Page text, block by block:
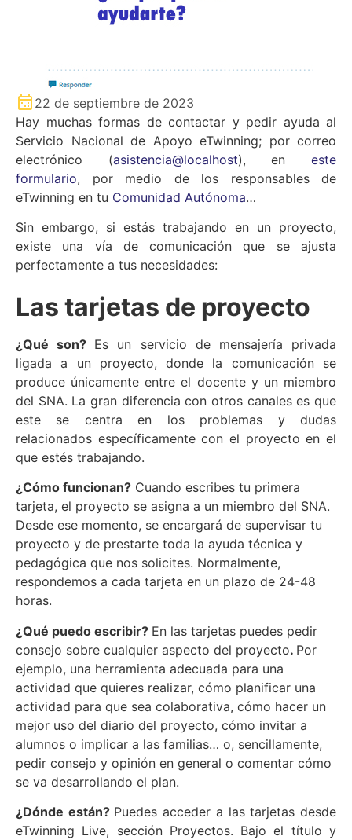
22 de septiembre de 2023
Hay muchas formas de contactar y pedir ayuda al
Servicio Nacional de Apoyo eTwinning; por correo
electrónico (asistencia@localhost), eneste
formulario, por medio de los responsables de
eTwinning en tu Comunidad Autónoma…
Sin embargo, si estás trabajando en un proyecto,
existe una vía de comunicación que se ajusta
perfectamente a tus necesidades:
Las tarjetas de proyecto
¿Qué son? Es un servicio de mensajería privada
ligada a un proyecto, donde la comunicación se
produce únicamente entre el docente y un miembro
del SNA. La gran diferencia con otros canales es que
este se centra en los problemas y dudas
relacionados específicamente con el proyecto en el
que estés trabajando.
¿Cómo funcionan? Cuando escribes tu primera
tarjeta, el proyecto se asigna a un miembro del SNA.
Desde ese momento, se encargará de supervisar tu
proyecto y de prestarte toda la ayuda técnica y
pedagógica que nos solicites. Normalmente,
respondemos a cada tarjeta en un plazo de 24-48
horas.
¿Qué puedo escribir? En las tarjetas puedes pedir
consejo sobre cualquier aspecto del proyecto. Por
ejemplo, una herramienta adecuada para una
actividad que quieres realizar, cómo planificar una
actividad para que sea colaborativa, cómo hacer un
mejor uso del diario del proyecto, cómo invitar a
alumnos o implicar a las familias… o, sencillamente,
pedir consejo y opinión en general o comentar cómo
se va desarrollando el plan.
¿Dónde están? Puedes acceder a las tarjetas desde
eTwinning Live, sección Proyectos. Bajo el título y